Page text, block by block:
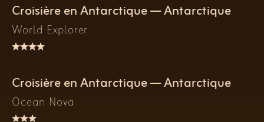
Croisière en Antarctique — Antarctique
World Explorer
Croisière en Antarctique — Antarctique
Ocean Nova